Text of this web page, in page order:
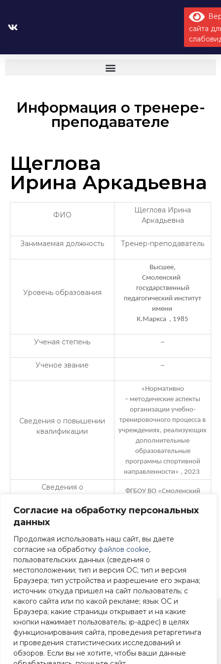
Согласие на обработку персональных
данных
Продолжая использовать наш сайт, вы даете
согласие на обработку файлов cookie,
пользовательских данных (сведения о
местоположении; тип и версия ОС; тип и версия
Браузера; тип устройства и разрешение его экрана;
источник откуда пришел на сайт пользователь; с
какого сайта или по какой рекламе; язык ОС и
Браузера; какие страницы открывает и на какие
кнопки нажимает пользователь; ip-адрес) в целях
функционирования сайта, проведения ретаргетинга
и проведения статистических исследований и
обзоров. Если вы не хотите, чтобы ваши данные
сайта
Информация о тренере-
преподавателе
Щеглова
Ирина Аркадьевна
ФИО
Щеглова Ирина
Аркадьевна
Занимаемая должность Тренер-преподаватель
Уровень образования
Высшее,
Смоленский
государственный
педагогический институт
имени
К.Маркса , 1985
Ученая степень –
Ученое звание –
Сведения о повышении
квалификации
«Нормативно
– методические аспекты
организации учебно-
тренировочного процесса в
учреждениях, реализующих
дополнительные
образовательные
программы спортивной
направленности» , 2023
Сведения о
переподготовке
ФГБОУ ВО «Смоленский
университет спорта», 2021
Опыт работы
года
Стаж работы по
специальности: 22 года
+7 (4812) 22-90-83
Смоленск, ул. 25
Сентября, 39